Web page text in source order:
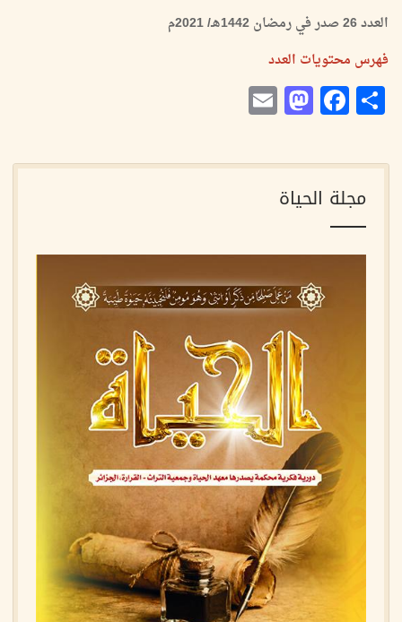
العدد 26 صدر في رمضان 1442هـ/ 2021م
فهرس محتويات العدد
Share
Facebook
Mastodon
مجلة الحياة